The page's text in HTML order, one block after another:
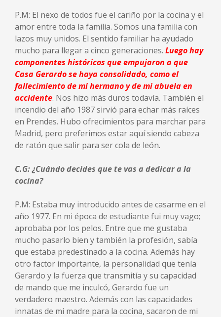
P.M: El nexo de todos fue el cariño por la cocina y el
amor entre toda la familia. Somos una familia con
lazos muy unidos. El sentido familiar ha ayudado
mucho para llegar a cinco generaciones. Luego hay
componentes históricos que empujaron a que
Casa Gerardo se haya consolidado, como el
fallecimiento de mi hermano y de mi abuela en
accidente. Nos hizo más duros todavía. También el
incendio del año 1987 sirvió para echar más raíces
en Prendes. Hubo ofrecimientos para marchar para
Madrid, pero preferimos estar aquí siendo cabeza
de ratón que salir para ser cola de león.
C.G: ¿Cuándo decides que te vas a dedicar a la
cocina?
P.M: Estaba muy introducido antes de casarme en el
año 1977. En mi época de estudiante fui muy vago;
aprobaba por los pelos. Entre que me gustaba
mucho pasarlo bien y también la profesión, sabía
que estaba predestinado a la cocina. Además hay
otro factor importante, la personalidad que tenía
Gerardo y la fuerza que transmitía y su capacidad
de mando que me inculcó, Gerardo fue un
verdadero maestro. Además con las capacidades
innatas de mi madre para la cocina, sacaron de mi